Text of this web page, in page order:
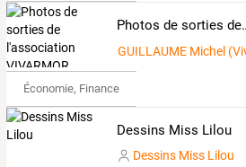
Photos de sorties
GUILLAUME Michel
Économie, Finance & Droit
Dessins Miss Lilou
Dessins Miss Lilou